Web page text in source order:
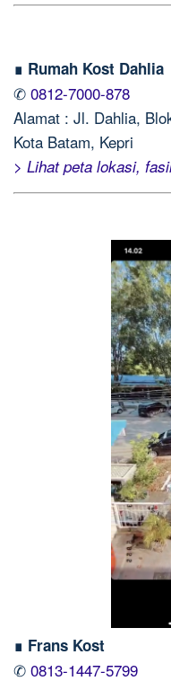
∎ Rumah Kost Dahlia
✆ 0812-7000-878
Alamat : Jl. Dahlia,
Kota Batam, Kepri
> Lihat peta lokasi,
∎ Frans Kost
✆ 0813-1447-5799